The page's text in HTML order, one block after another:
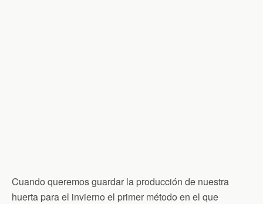
Cuando queremos guardar la producción de nuestra
huerta para el invierno el primer método en el que